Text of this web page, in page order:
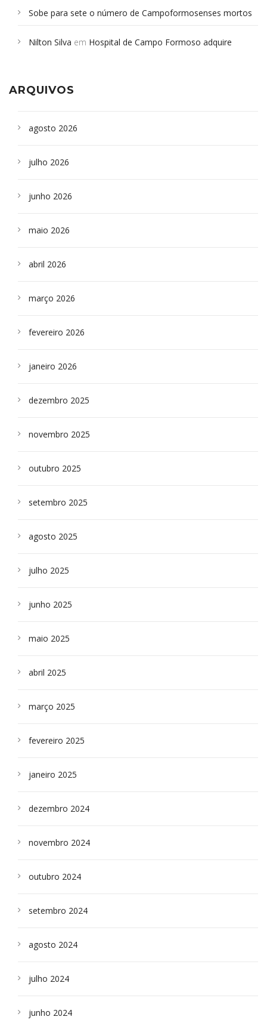
Sobe para sete o número de Campoformosenses mortos
Campoformosenses que morreram em desabamentos são
Nilton Silva em Hospital de Campo Formoso adquire
ARQUIVOS
agosto 2026
julho 2026
junho 2026
maio 2026
abril 2026
março 2026
fevereiro 2026
janeiro 2026
dezembro 2025
novembro 2025
outubro 2025
setembro 2025
agosto 2025
julho 2025
junho 2025
maio 2025
abril 2025
março 2025
fevereiro 2025
janeiro 2025
dezembro 2024
novembro 2024
outubro 2024
setembro 2024
agosto 2024
julho 2024
junho 2024